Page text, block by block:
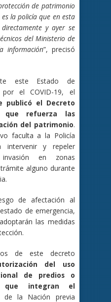
de patrimonio
la policía que en esta
y ayer se
del Ministerio de
información”, precisó
este Estado de
por el COVID-19, el
publicó el Decreto
que refuerza las
del patrimonio.
faculta a la Policía
intervenir y repeler
en zonas
alguno durante
de afectación al
de emergencia,
las medidas
de este decreto
del uso
de predios o
que integran el
de la Nación previa